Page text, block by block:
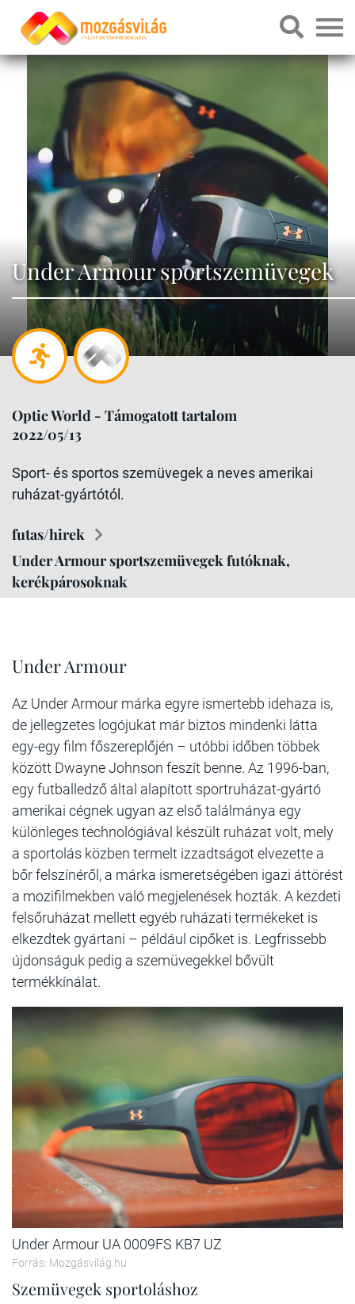
Under Armour sportszemüvegek
Optic World - Támogatott tartalom
2022/05/13
Sport- és sportos szemüvegek a neves amerikai
ruházat-gyártótól.
futas/hirek
Under Armour sportszemüvegek futóknak,
kerékpárosoknak
Under Armour
Az Under Armour márka egyre ismertebb idehaza is,
de jellegzetes logójukat már biztos mindenki látta
egy-egy film főszereplőjén – utóbbi időben többek
között Dwayne Johnson feszít benne. Az 1996-ban,
egy futballedző által alapított sportruházat-gyártó
amerikai cégnek ugyan az első találmánya egy
különleges technológiával készült ruházat volt, mely
a sportolás közben termelt izzadtságot elvezette a
bőr felszínéről, a márka ismeretségében igazi áttörést
a mozifilmekben való megjelenések hozták. A kezdeti
felsőruházat mellett egyéb ruházati termékeket is
elkezdtek gyártani – például cipőket is. Legfrissebb
újdonságuk pedig a szemüvegekkel bővült
termékkínálat.
Under Armour UA 0009FS KB7 UZ
Forrás: Mozgásvilág.hu
Szemüvegek sportoláshoz